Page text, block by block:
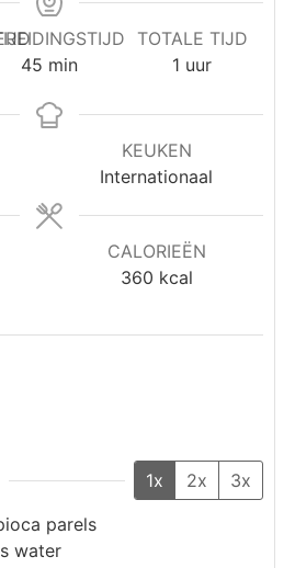
45 minuten
min
TOTALE TIJD
1 uur
uur
KEUKEN
Internationaal
CALORIEËN
360 kcal
1x 2x
3x
parels
water